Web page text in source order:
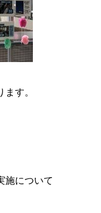
す。
施について